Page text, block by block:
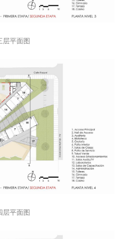
层平面图
层平面图